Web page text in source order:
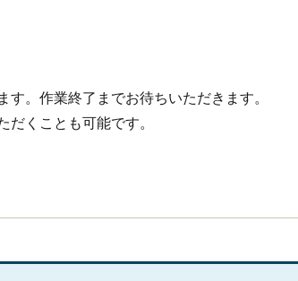
。作業終了までお待ちいただきます。
くことも可能です。